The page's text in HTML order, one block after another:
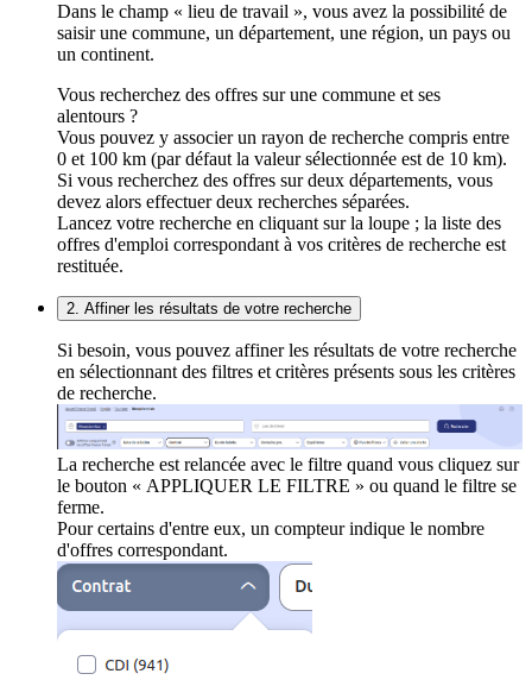
Dans le champ « lieu de travail », vous avez la possibilité de
saisir une commune, un département, une région, un pays ou
un continent.
Vous recherchez des offres sur une commune et ses
alentours ?
Vous pouvez y associer un rayon de recherche compris entre
0 et 100 km (par défaut la valeur sélectionnée est de 10 km).
Si vous recherchez des offres sur deux départements, vous
devez alors effectuer deux recherches séparées.
Lancez votre recherche en cliquant sur la loupe ; la liste des
offres d'emploi correspondant à vos critères de recherche est
restituée.
2. Affiner les résultats de votre recherche
Si besoin, vous pouvez affiner les résultats de votre recherche
en sélectionnant des filtres et critères présents sous les critères
de recherche.
La recherche est relancée avec le filtre quand vous cliquez sur
le bouton « APPLIQUER LE FILTRE » ou quand le filtre se
ferme.
Pour certains d'entre eux, un compteur indique le nombre
d'offres correspondant.